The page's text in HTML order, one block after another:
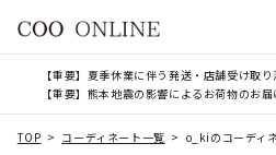
【重要】夏季休業に伴う発送・店舗受け取
【重要】熊本地震の影響によるお荷物のお
TOP コーディネート一覧 o_kiのコーディ